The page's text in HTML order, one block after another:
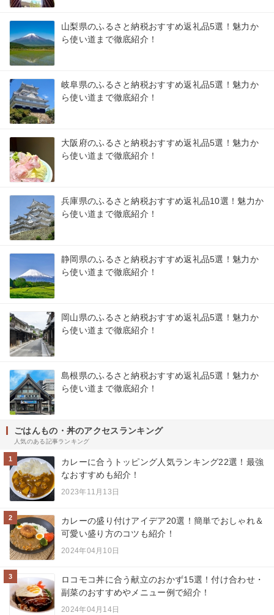
山梨県のふるさと納税おすすめ返礼品5選！魅力か
ら使い道まで徹底紹介！
岐阜県のふるさと納税おすすめ返礼品5選！魅力か
ら使い道まで徹底紹介！
大阪府のふるさと納税おすすめ返礼品5選！魅力か
ら使い道まで徹底紹介！
兵庫県のふるさと納税おすすめ返礼品10選！魅力か
ら使い道まで徹底紹介！
静岡県のふるさと納税おすすめ返礼品5選！魅力か
ら使い道まで徹底紹介！
岡山県のふるさと納税おすすめ返礼品5選！魅力か
ら使い道まで徹底紹介！
島根県のふるさと納税おすすめ返礼品5選！魅力か
ら使い道まで徹底紹介！
ごはんもの・丼のアクセスランキング
人気のある記事ランキング
1
カレーに合うトッピング人気ランキング22選！最強
なおすすめも紹介！
2023年11月13日
2
カレーの盛り付けアイデア20選！簡単でおしゃれ＆
可愛い盛り方のコツも紹介！
2024年04月10日
3
ロコモコ丼に合う献立のおかず15選！付け合わせ・
副菜のおすすめやメニュー例で紹介！
2024年04月14日